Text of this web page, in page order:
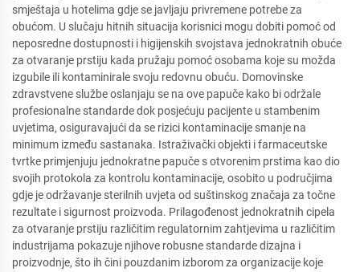
smještaja u hotelima gdje se javljaju privremene potrebe za
obućom. U slučaju hitnih situacija korisnici mogu dobiti pomoć od
neposredne dostupnosti i higijenskih svojstava jednokratnih obuće
za otvaranje prstiju kada pružaju pomoć osobama koje su možda
izgubile ili kontaminirale svoju redovnu obuću. Domovinske
zdravstvene službe oslanjaju se na ove papuče kako bi održale
profesionalne standarde dok posjećuju pacijente u stambenim
uvjetima, osiguravajući da se rizici kontaminacije smanje na
minimum između sastanaka. Istraživački objekti i farmaceutske
tvrtke primjenjuju jednokratne papuče s otvorenim prstima kao dio
svojih protokola za kontrolu kontaminacije, osobito u područjima
gdje je održavanje sterilnih uvjeta od suštinskog značaja za točne
rezultate i sigurnost proizvoda. Prilagođenost jednokratnih cipela
za otvaranje prstiju različitim regulatornim zahtjevima u različitim
industrijama pokazuje njihove robusne standarde dizajna i
proizvodnje, što ih čini pouzdanim izborom za organizacije koje